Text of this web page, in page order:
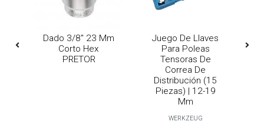
Dado 3/8" 23 Mm
Corto Hex
PRETOR
Juego De Llaves
Para Poleas
Tensoras De
Correa De
Distribución (15
Piezas) | 12-19
Mm
WERKZEUG